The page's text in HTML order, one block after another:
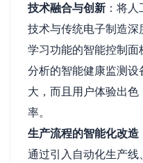
技术融合与创新 ：将
技术与传统电子制造
学习功能的智能控制
分析的智能健康监测
大，而且用户体验出
率。
生产流程的智能化改造
通过引入自动化生产